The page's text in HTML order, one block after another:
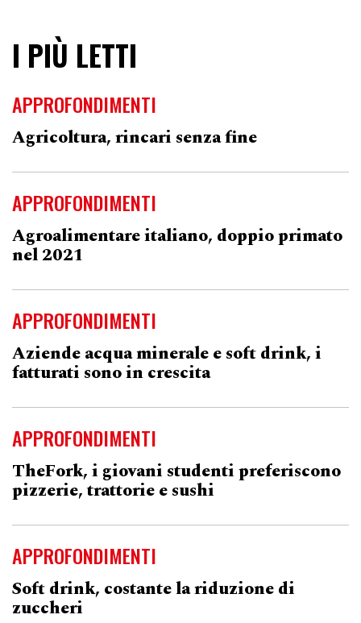
I PIÙ LETTI
APPROFONDIMENTI
Agricoltura, rincari senza fine
APPROFONDIMENTI
Agroalimentare italiano, doppio primato
nel 2021
APPROFONDIMENTI
Aziende acqua minerale e soft drink, i
fatturati sono in crescita
APPROFONDIMENTI
TheFork, i giovani studenti preferiscono
pizzerie, trattorie e sushi
APPROFONDIMENTI
Soft drink, costante la riduzione di
zuccheri